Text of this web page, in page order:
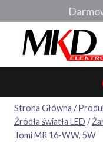
do
Strona Główna /
Źródła światła LED /
Tomi MR 16-WW, 5W